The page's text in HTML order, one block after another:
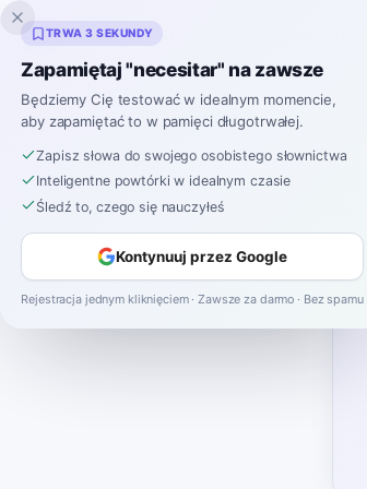
Inklingo Narzędzia
TRWA 3 SEKUNDY
Zapamiętaj "necesitar" na zawsze
Będziemy Cię testować w idealnym momencie,
aby zapamiętać to w pamięci długotrwałej.
Zapisz słowa do swojego osobistego słownictwa
Inteligentne powtórki w idealnym czasie
Śledź to, czego się nauczyłeś
Kontynuuj przez Google
Rejestracja jednym kliknięciem · Zawsze za darmo · Bez spamu